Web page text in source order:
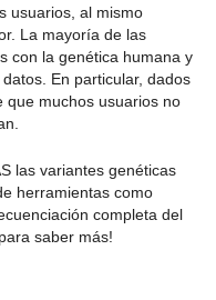
usuarios, al mismo
La mayoría de las
con la genética humana y
En particular, dados
que muchos usuarios no
las variantes genéticas
herramientas como
completa del
saber más!